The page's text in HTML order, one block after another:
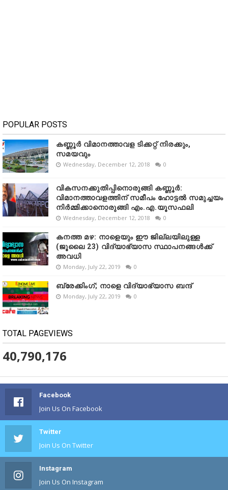
POPULAR POSTS
കണ്ണൂർ വിമാനത്താവള ടിക്കറ്റ് നിരക്കും,
സമയവും
Wednesday, December 12, 2018 0
വികസനക്കുതിപ്പിനൊരുങ്ങി കണ്ണൂർ:
വിമാനത്താവളത്തിന് സമീപം ഹോട്ടൽ സമുച്ചയം
നിർമ്മിക്കാനൊരുങ്ങി എം.എ.യൂസഫലി
Wednesday, December 12, 2018 0
കനത്ത മഴ: നാളെയും ഈ ജില്ലയിലുള്ള
(ജൂലൈ 23) വിദ്യാഭ്യാസ സ്ഥാപനങ്ങൾക്ക്
അവധി
Monday, July 22, 2019 0
ബ്രേക്കിംഗ്; നാളെ വിദ്യാഭ്യാസ ബന്ദ്
Monday, July 22, 2019 0
TOTAL PAGEVIEWS
40,790,176
Facebook
Join Us On Facebook
Twitter
Join Us On Twitter
Instagram
Join Us On Instagram